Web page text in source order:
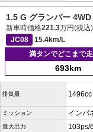
1.5 G グランパー 4WD
新車時価格221.3万円(税込)
JC08
15.4km/L
満タンでどこまで
693km
排気量 1496cc
ミッション インパ
最大出力 103ps/